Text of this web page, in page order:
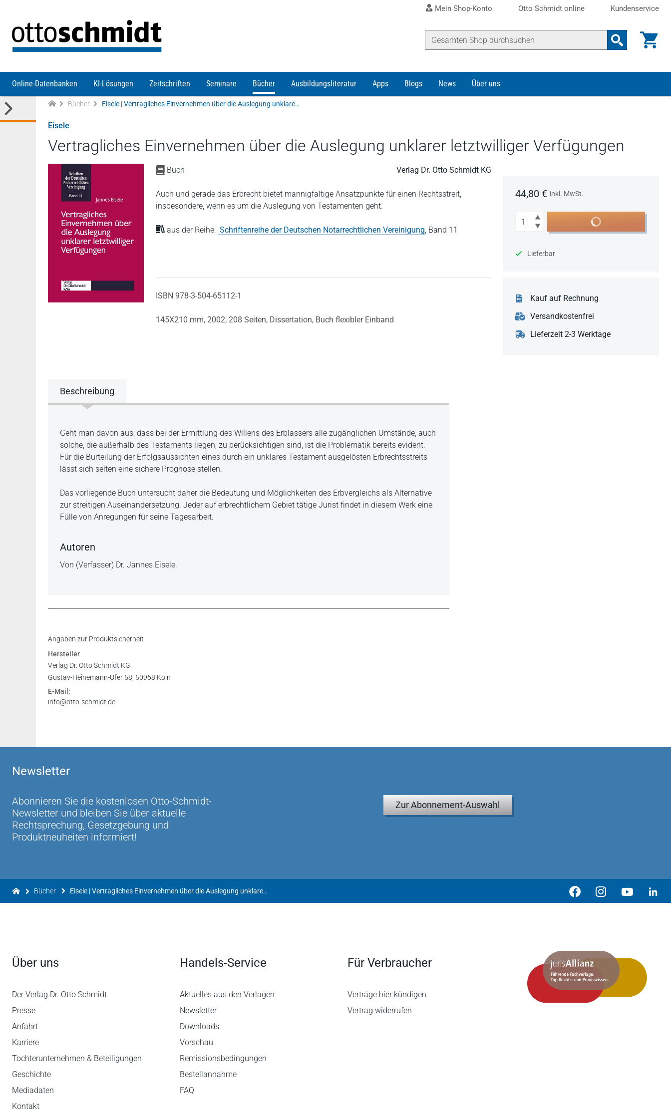
Mein Shop-Konto Otto Schmidt online Kundenservice
Online-Datenbanken KI-Lösungen Zeitschriften Seminare Bücher Ausbildungsliteratur Apps Blogs News Über uns
Bücher Eisele | Vertragliches Einvernehmen über die Auslegung unklarer letztwilliger Verfügungen
Eisele
Vertragliches Einvernehmen über die Auslegung unklarer letztwilliger Verfügungen
Buch Verlag Dr. Otto Schmidt KG
Auch und gerade das Erbrecht bietet mannigfaltige Ansatzpunkte für einen Rechtsstreit,
insbesondere, wenn es um die Auslegung von Testamenten geht.
aus der Reihe: Schriftenreihe der Deutschen Notarrechtlichen Vereinigung, Band 11
ISBN 978-3-504-65112-1
145X210 mm, 2002, 208 Seiten, Dissertation, Buch flexibler Einband
44,80 € inkl. MwSt.
Anzahl In den Warenkorb
Lieferbar
Kauf auf Rechnung
Versandkostenfrei
Lieferzeit 2-3 Werktage
Beschreibung
Beschreibung
Geht man davon aus, dass bei der Ermittlung des Willens des Erblassers alle zugänglichen Umstände, auch
solche, die außerhalb des Testaments liegen, zu berücksichtigen sind, ist die Problematik bereits evident:
Für die Burteilung der Erfolgsaussichten eines durch ein unklares Testament ausgelösten Erbrechtsstreits
lässt sich selten eine sichere Prognose stellen.
Das vorliegende Buch untersucht daher die Bedeutung und Möglichkeiten des Erbvergleichs als Alternative
zur streitigen Auseinandersetzung. Jeder auf erbrechtlichem Gebiet tätige Jurist findet in diesem Werk eine
Fülle von Anregungen für seine Tagesarbeit.
Autoren
Von (Verfasser) Dr. Jannes Eisele.
Angaben zur Produktsicherheit
Hersteller
Verlag Dr. Otto Schmidt KG
Gustav-Heinemann-Ufer 58, 50968 Köln
E-Mail:
info@otto-schmidt.de
Newsletter
Abonnieren Sie die kostenlosen Otto-Schmidt-
Newsletter und bleiben Sie über aktuelle
Rechtsprechung, Gesetzgebung und
Produktneuheiten informiert!
Zur Abonnement-Auswahl
Bücher Eisele | Vertragliches Einvernehmen über die Auslegung unklarer letztwilliger Verfügungen
Über uns
Der Verlag Dr. Otto Schmidt
Presse
Anfahrt
Karriere
Tochterunternehmen & Beteiligungen
Geschichte
Mediadaten
Kontakt
Handels-Service
Aktuelles aus den Verlagen
Newsletter
Downloads
Vorschau
Remissionsbedingungen
Bestellannahme
FAQ
Für Verbraucher
Verträge hier kündigen
Vertrag widerrufen